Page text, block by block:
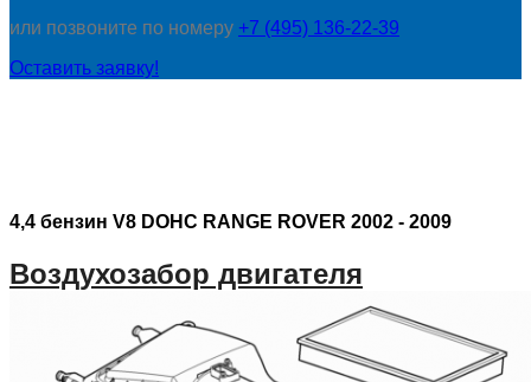
или позвоните по номеру +7 (495) 136-22-39
Оставить заявку!
4,4 бензин V8 DOHC RANGE ROVER 2002 - 2009
Воздухозабор двигателя